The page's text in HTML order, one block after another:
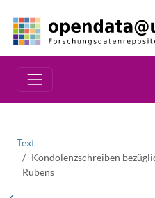
Text
Kondolenzschreiben
Rubens